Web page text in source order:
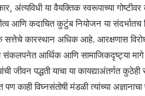
अंत्यविधी या वैयक्तिक स्वरूपाच्या
आणि कदाचित कुटुंब नियोजन या
कारस्थान अधिक आहे. आरक्षणास
या संकलपनेत आर्थिक आणि सामाजिकदृष्ट्या
जीवन पद्धती याचा या कायद्याअंतर्गत
विघ्नसंतोषी मंडळी त्यांच्या अज्ञानाचा